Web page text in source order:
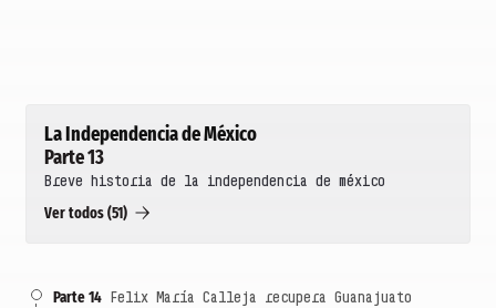
La Independencia de México
Parte 13
Breve historia de la independencia de méxico
Ver todos (51)
Parte 14 Felix María Calleja recupera Guanajuato